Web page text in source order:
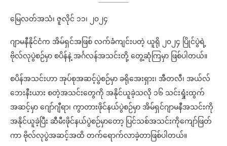
မြေလတ်အသံ၊ ဇူလိုင် ၁၁၊ ၂၀၂၄
ဂျာမနီနိုင်ငံက အိမ်ရှင်အဖြစ် လက်ခံကျင်းပတဲ့ ယူရို ၂၀၂၄ ပြိုင်ပွဲရဲ့
ဗိုလ်လုပွဲစဉ်မှာ စပိန်နဲ့ အင်္ဂလန်​အသင်းတို့ တွေ့ဆုံကြမှာ ဖြစ်ပါတယ်။
စပိန်အသင်းဟာ အုပ်စုအဆင့်ပွဲစဉ်မှာ ခရိုအေးရှား၊ အီတလီ၊ အယ်လ်
ဘေးနီးယား စတဲ့အသင်းတွေကို အနိုင်ယူခဲ့သလို ၁၆ သင်းရှုံးထွက်
အဆင့်မှာ ဂျော်ဂျီရာ၊ ကွာတားဖိုင်နယ်ပွဲစဉ်မှာ အိမ်ရှင်ဂျာမနီအသင်းကို
အနိုင်ယူခဲ့ပြီး ဆီမီးဖိုင်နယ်ပွဲစဉ်မှာတော့ ပြင်သစ်အသင်းကိုကျော်ဖြတ်
ကာ ဗိုလ်လုပွဲအဆင့်အထိ တက်ရောက်လာခဲ့တာဖြစ်ပါတယ်။